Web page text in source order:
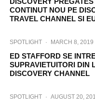
CONTINUT NOU PE
TRAVEL CHANNEL SI
SPOTLIGHT · MARCH 8, 2019
ED STAFFORD SE
SUPRAVIETUITORI DIN
DISCOVERY CHANNEL
SPOTLIGHT · AUGUST 20,